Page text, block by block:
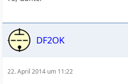
DF2OK
22. April 2014 um 11:22